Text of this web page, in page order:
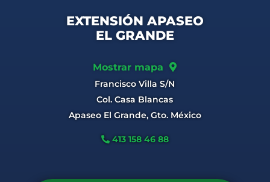
EXTENSIÓN APASEO
EL GRANDE
Mostrar mapa
Francisco Villa S/N
Col. Casa Blancas
Apaseo El Grande, Gto. México
413 158 46 88